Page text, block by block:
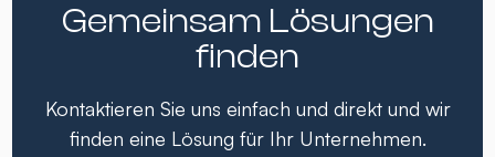
Gemeinsam Lösungen
finden
Kontaktieren Sie uns einfach und direkt und wir
finden eine Lösung für Ihr Unternehmen.